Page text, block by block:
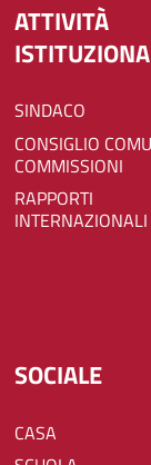
ATTIVITÀ
SINDACO
CONSIGLIO COMUNALE E
COMMISSIONI
RAPPORTI
INTERNAZIONALI
SOCIALE
CASA